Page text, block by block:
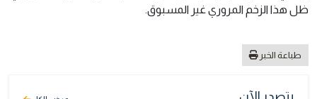
ظل هذا الزخم المروري غير المسبوق.
طباعة الخبر